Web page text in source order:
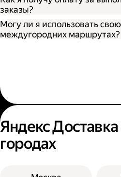
заказы?
Могу ли я использовать
междугородних маршрутах?
Яндекс Доставка
городах